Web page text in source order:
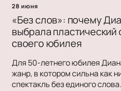
28 июня
«Без слов»: почему
выбрала пластический
своего юбилея
Для 50-летнего юбилея
жанр, в котором сильна как
спектакль без единого слова.